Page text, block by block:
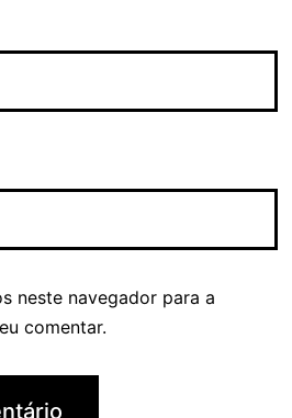
neste navegador para a
comentar.